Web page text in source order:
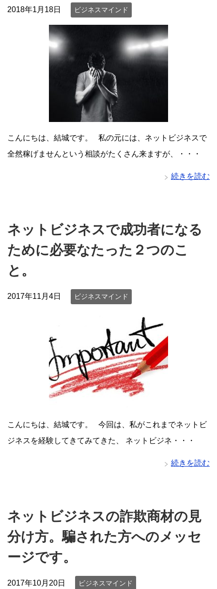
2018年1月18日 ビジネスマインド
こんにちは、結城です。 私の元には、ネットビジネスで
全然稼げませんという相談がたくさん来ますが、・・・
続きを読む
ネットビジネスで成功者になる
ために必要なたった２つのこ
と。
2017年11月4日 ビジネスマインド
こんにちは、結城です。 今回は、私がこれまでネットビ
ジネスを経験してきてみてきた、 ネットビジネ・・・
続きを読む
ネットビジネスの詐欺商材の見
分け方。騙された方へのメッセ
ージです。
2017年10月20日 ビジネスマインド